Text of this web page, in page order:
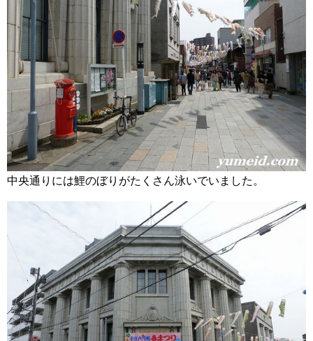
中央通りには鯉のぼりがたくさん泳いでいました。